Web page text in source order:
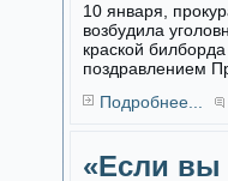
10 января,
возбудила
краской
поздравлением
Подробнее...
«Если вы